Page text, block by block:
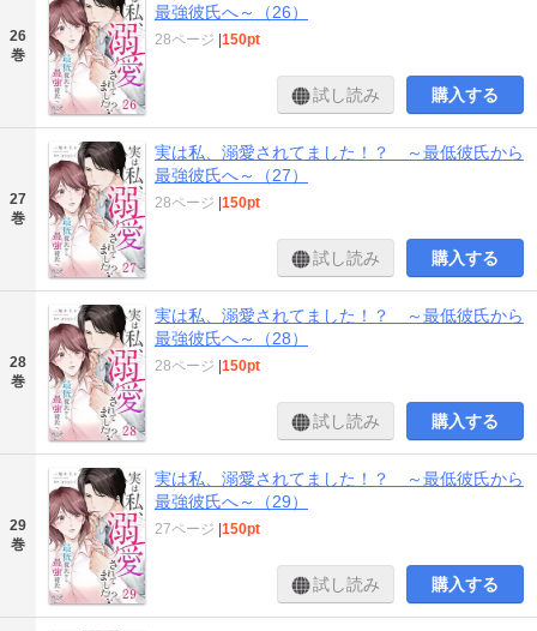
26
巻
最強彼氏へ～（26）
28ページ 150pt
試し読み 購入する
27
巻
実は私、溺愛されてました！？ ～最低彼氏から
最強彼氏へ～（27）
28ページ 150pt
試し読み 購入する
28
巻
実は私、溺愛されてました！？ ～最低彼氏から
最強彼氏へ～（28）
28ページ 150pt
試し読み 購入する
29
巻
実は私、溺愛されてました！？ ～最低彼氏から
最強彼氏へ～（29）
27ページ 150pt
試し読み 購入する